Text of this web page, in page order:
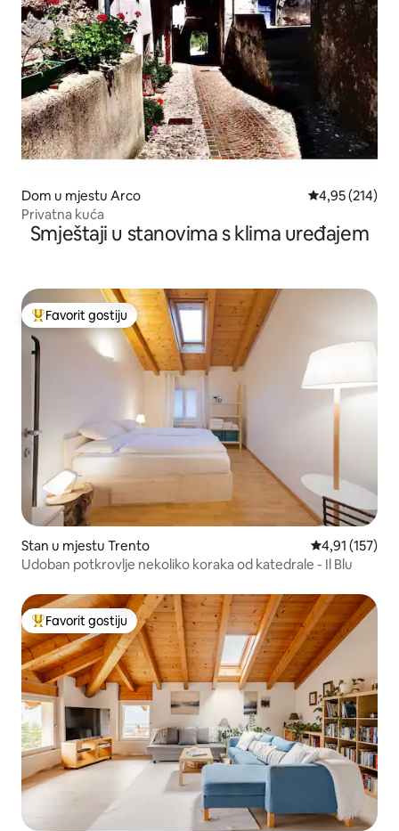
Dom u mjestu Arco Prosječna
4,95 (214)
Privatna kuća
Smještaji u stanovima s klima uređajem
Glavni favorit gostiju
Favorit gostiju
Stan u mjestu Trento Prosječna
4,91 (157)
Udoban potkrovlje nekoliko koraka od katedrale - Il Blu
Glavni favorit gostiju
Favorit gostiju